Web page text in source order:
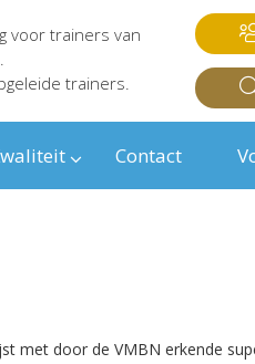
voor trainers van
trainers.
Contact
met door de VMBN erkende